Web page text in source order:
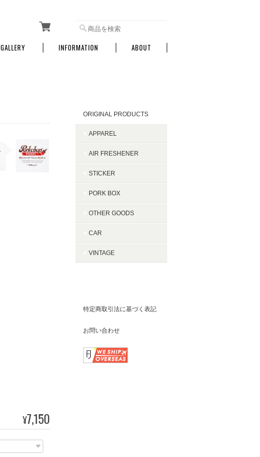
GALLERY INFORMATION ABOUT
¥7,150
ORIGINAL PRODUCTS
APPAREL
AIR FRESHENER
STICKER
PORK BOX
OTHER GOODS
CAR
VINTAGE
特定商取引法に基づく表記
お問い合わせ